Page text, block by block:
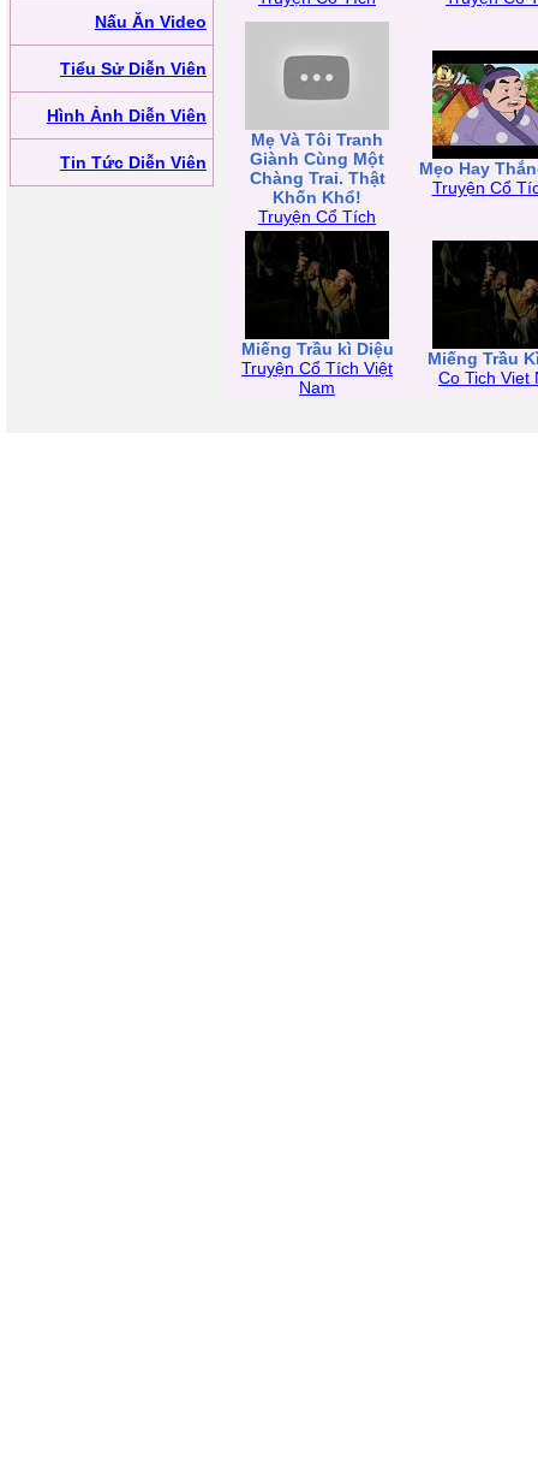
Nấu Ăn Video
Tiểu Sử Diễn Viên
Hình Ảnh Diễn Viên
Tin Tức Diễn Viên
Mẹ Và Tôi Tranh
Giành Cùng Một
Chàng Trai. Thật
Khốn Khổ!
Truyện Cổ Tích
Mẹo Hay
Truyện Cổ
Miếng Trầu kì Diệu
Truyện Cổ Tích Việt
Nam
Miếng Trầu
Co Tich Viet